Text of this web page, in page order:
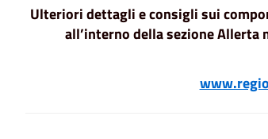
Ulteriori dettagli e consigli sui
all’interno della sezione Allerta